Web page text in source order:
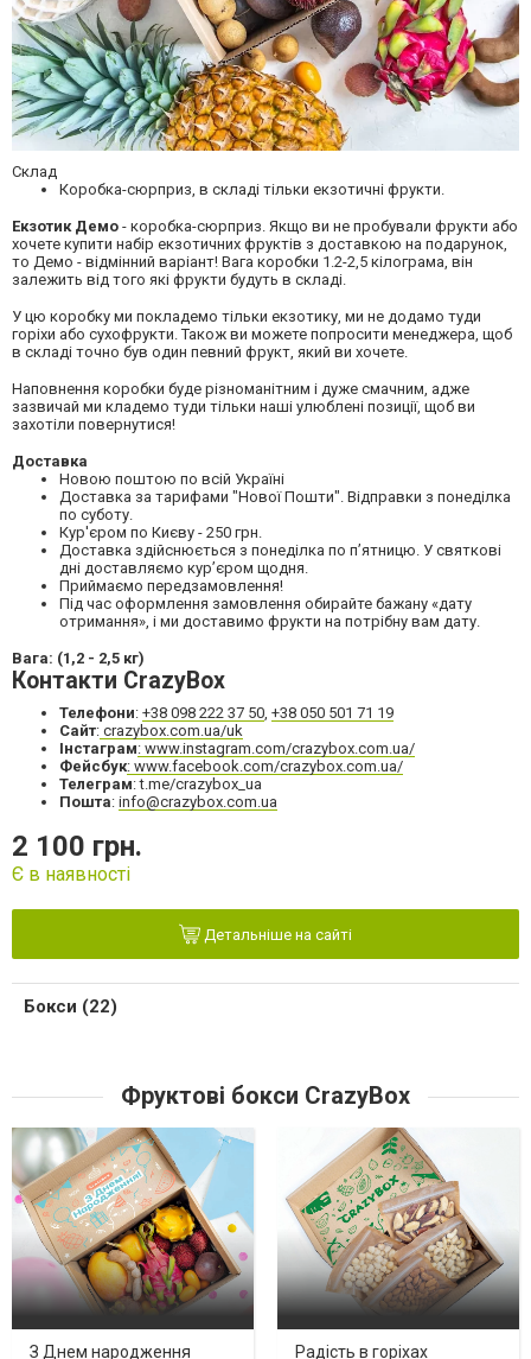
Склад
Коробка-сюрприз, в складі тільки екзотичні фрукти.
Екзотик Демо - коробка-сюрприз. Якщо ви не пробували фрукти або
хочете купити набір екзотичних фруктів з доставкою на подарунок,
то Демо - відмінний варіант! Вага коробки 1.2-2,5 кілограма, він
залежить від того які фрукти будуть в складі.
У цю коробку ми покладемо тільки екзотику, ми не додамо туди
горіхи або сухофрукти. Також ви можете попросити менеджера, щоб
в складі точно був один певний фрукт, який ви хочете.
Наповнення коробки буде різноманітним і дуже смачним, адже
зазвичай ми кладемо туди тільки наші улюблені позиції, щоб ви
захотіли повернутися!
Доставка
Новою поштою по всій Україні
Доставка за тарифами "Нової Пошти". Відправки з понеділка
по суботу.
Кур'єром по Києву - 250 грн.
Доставка здійснюється з понеділка по пʼятницю. У святкові
дні доставляємо кур’єром щодня.
Приймаємо передзамовлення!
Під час оформлення замовлення обирайте бажану «дату
отримання», і ми доставимо фрукти на потрібну вам дату.
Вага: (1,2 - 2,5 кг)
Контакти CrazyBox
Телефони: +38 098 222 37 50 +38 050 501 71 19
Сайт: crazybox.com.ua/uk
Інстаграм: www.instagram.com/crazybox.com.ua/
Фейсбук: www.facebook.com/crazybox.com.ua/
Телеграм: t.me/crazybox_ua
Пошта: info@crazybox.com.ua
2 100 грн.
Є в наявності
Детальніше на сайті
Бокси (22)
Фруктові бокси CrazyBox
З Днем народження Радість в горіхах